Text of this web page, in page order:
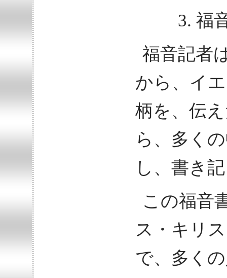
3. 福
福音記者
から、イ
柄を、伝
ら、多く
し、書き
この福音
ス・キリ
で、多く